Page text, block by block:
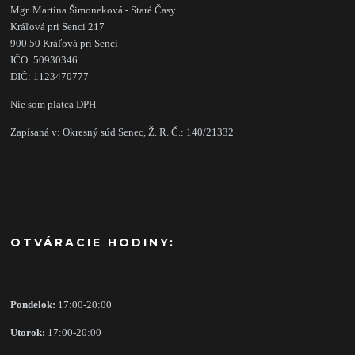
Mgr. Martina Šimoneková - Staré Časy
Kráľová pri Senci 217
900 50 Kráľová pri Senci
IČO: 50930346
DIČ: 1123470777
Nie som platca DPH
Zapísaná v: Okresný súd Senec, Ž. R. Č.: 140/21332
OTVÁRACIE HODINY:
Pondelok: 17:00-20:00
Utorok: 17:00-20:00